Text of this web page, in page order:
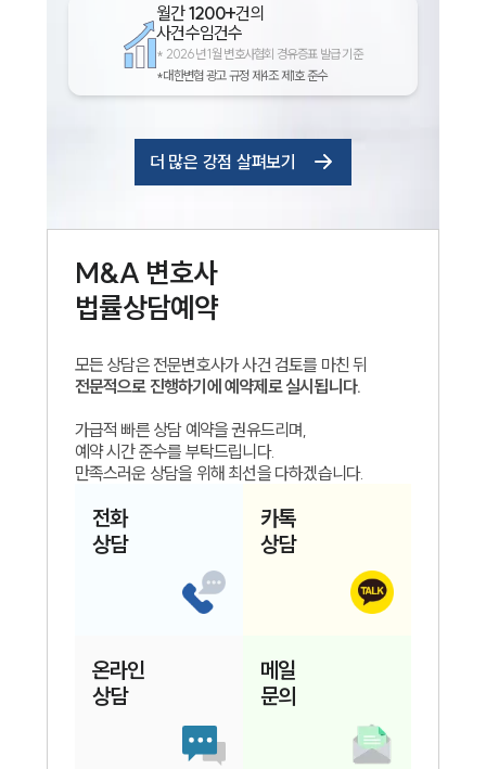
월간1200+건의
사건수임건수
* 2026년 1월 변호사협회 경유증표 발급 기준
*대한변협 광고 규정 제4조 제1호 준수
더 많은 강점 살펴보기
M&A변호사
법률상담예약
모든 상담은 전문변호사가 사건 검토를 마친 뒤
전문적으로 진행하기에 예약제로 실시됩니다.
가급적 빠른 상담 예약을 권유드리며,
예약 시간 준수를 부탁드립니다.
만족스러운 상담을 위해 최선을 다하겠습니다.
전화
상담
카톡
상담
온라인
상담
메일
문의